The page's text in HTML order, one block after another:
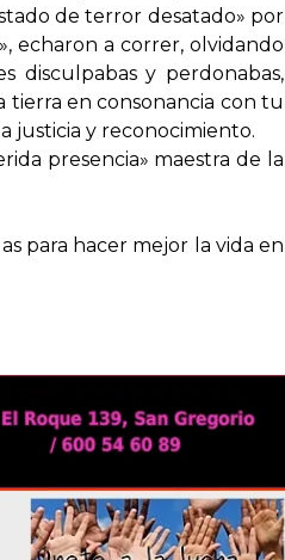
de terror desatado» por
echaron a correr, olvidando
disculpabas y perdonabas,
tierra en consonancia con tu
justicia y reconocimiento.
presencia» maestra de la
para hacer mejor la vida en